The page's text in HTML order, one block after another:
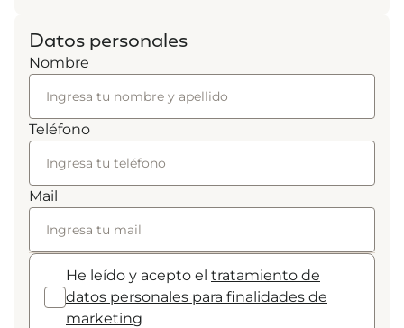
Datos personales
Nombre
Teléfono
Mail
He leído y acepto el tratamiento de
datos personales para finalidades de
marketing